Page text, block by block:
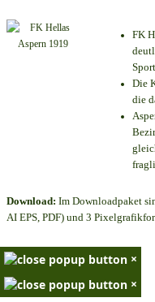
FK
Die
die
Download: Im Downloadpaket
AI EPS, PDF) und 3
×
×